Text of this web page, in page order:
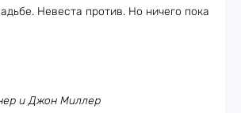
Невеста против. Но ничего пока
и Джон Миллер